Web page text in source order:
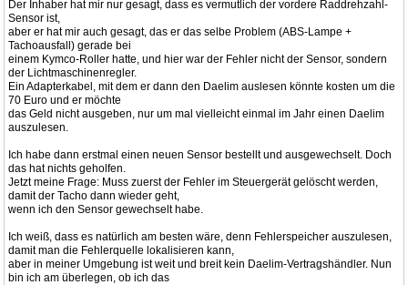
Der Inhaber hat mir nur gesagt, dass es vermutlich der vordere Raddrehzahl-
Sensor ist,
aber er hat mir auch gesagt, das er das selbe Problem (ABS-Lampe +
Tachoausfall) gerade bei
einem Kymco-Roller hatte, und hier war der Fehler nicht der Sensor, sondern
der Lichtmaschinenregler.
Ein Adapterkabel, mit dem er dann den Daelim auslesen könnte kosten um die
70 Euro und er möchte
das Geld nicht ausgeben, nur um mal vielleicht einmal im Jahr einen Daelim
auszulesen.
Ich habe dann erstmal einen neuen Sensor bestellt und ausgewechselt. Doch
das hat nichts geholfen.
Jetzt meine Frage: Muss zuerst der Fehler im Steuergerät gelöscht werden,
damit der Tacho dann wieder geht,
wenn ich den Sensor gewechselt habe.
Ich weiß, dass es natürlich am besten wäre, denn Fehlerspeicher auszulesen,
damit man die Fehlerquelle lokalisieren kann,
aber in meiner Umgebung ist weit und breit kein Daelim-Vertragshändler. Nun
bin ich am überlegen, ob ich das